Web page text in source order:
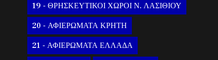
19 - ΘΡΗΣΚΕΥΤΙΚΟΙ ΧΩΡΟΙ Ν. ΛΑΣΙΘΙΟΥ
20 - ΑΦΙΕΡΩΜΑΤΑ ΚΡΗΤΗ
21 - ΑΦΙΕΡΩΜΑΤΑ ΕΛΛΑΔΑ